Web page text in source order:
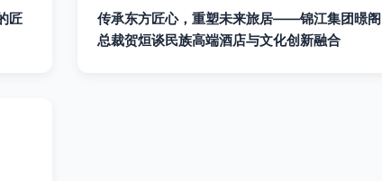
匠
传承东方匠心，重塑未来旅居——锦江集团暻阁
总裁贺烜谈民族高端酒店与文化创新融合